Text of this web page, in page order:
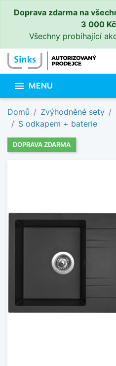
Doprava zdarma na
3 000
Všechny probíhající
 MENU
Domů Zvýhodněné sety
S odkapem + baterie
DOPRAVA ZDARMA